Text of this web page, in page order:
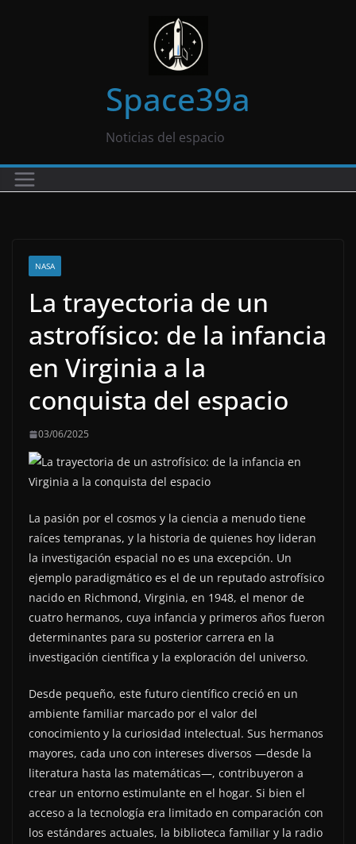
Space39a
Noticias del espacio
NASA
La trayectoria de un
astrofísico: de la infancia
en Virginia a la
conquista del espacio
03/06/2025
La pasión por el cosmos y la ciencia a menudo tiene
raíces tempranas, y la historia de quienes hoy lideran
la investigación espacial no es una excepción. Un
ejemplo paradigmático es el de un reputado astrofísico
nacido en Richmond, Virginia, en 1948, el menor de
cuatro hermanos, cuya infancia y primeros años fueron
determinantes para su posterior carrera en la
investigación científica y la exploración del universo.
Desde pequeño, este futuro científico creció en un
ambiente familiar marcado por el valor del
conocimiento y la curiosidad intelectual. Sus hermanos
mayores, cada uno con intereses diversos —desde la
literatura hasta las matemáticas—, contribuyeron a
crear un entorno estimulante en el hogar. Si bien el
acceso a la tecnología era limitado en comparación con
los estándares actuales, la biblioteca familiar y la radio